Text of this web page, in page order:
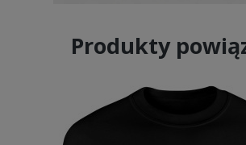
Produkty